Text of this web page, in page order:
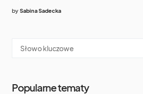
by Sabina Sadecka
Popularne tematy